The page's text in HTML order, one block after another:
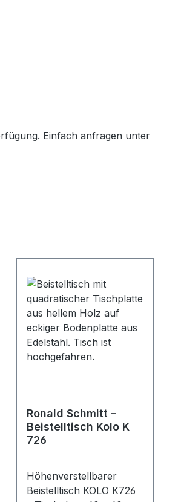
Einfach anfragen unter
Ronald Schmitt –
Beistelltisch Kolo K
726
Höhenverstellbarer
Beistelltisch KOLO K726